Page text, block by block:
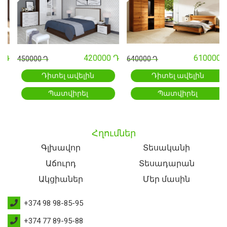
450000 Դ 420000 Դ
Դիտել ավելին
Պատվիրել
640000 Դ 610000 Դ
Դիտել ավելին
Պատվիրել
Հղումներ
Գլխավոր
Տեսականի
Աճուրդ
Տեսադարան
Ակցիաներ
Մեր մասին
+374 98 98-85-95
+374 77 89-95-88